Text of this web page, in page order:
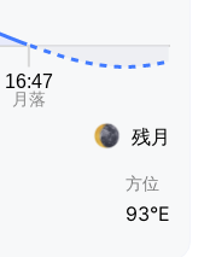
残月
方位
93°E